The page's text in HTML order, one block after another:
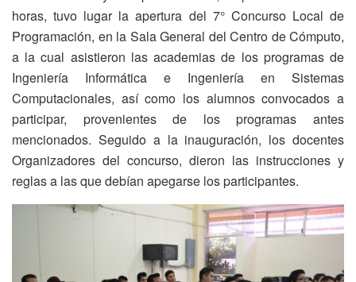
horas, tuvo lugar la apertura del 7° Concurso Local de
Programación, en la Sala General del Centro de Cómputo,
a la cual asistieron las academias de los programas de
Ingeniería Informática e Ingeniería en Sistemas
Computacionales, así como los alumnos convocados a
participar, provenientes de los programas antes
mencionados. Seguido a la inauguración, los docentes
Organizadores del concurso, dieron las instrucciones y
reglas a las que debían apegarse los participantes.